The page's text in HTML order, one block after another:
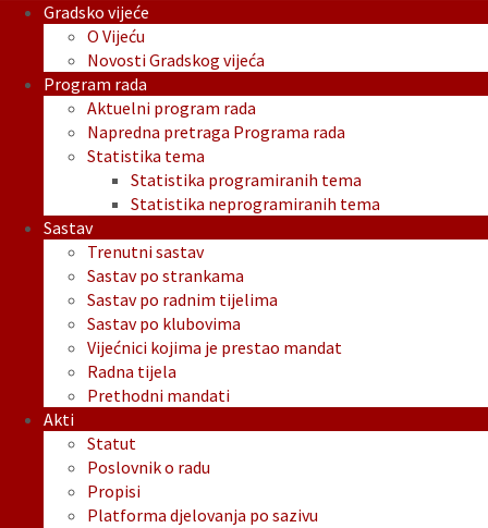
Gradsko vijeće
O Vijeću
Novosti Gradskog vijeća
Program rada
Aktuelni program rada
Napredna pretraga Programa rada
Statistika tema
Statistika programiranih tema
Statistika neprogramiranih tema
Sastav
Trenutni sastav
Sastav po strankama
Sastav po radnim tijelima
Sastav po klubovima
Vijećnici kojima je prestao mandat
Radna tijela
Prethodni mandati
Akti
Statut
Poslovnik o radu
Propisi
Platforma djelovanja po sazivu